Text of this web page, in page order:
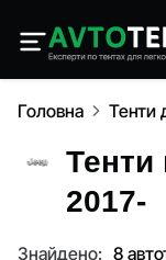
Головна Тенти
Тенти
2017-
Знайдено: 8